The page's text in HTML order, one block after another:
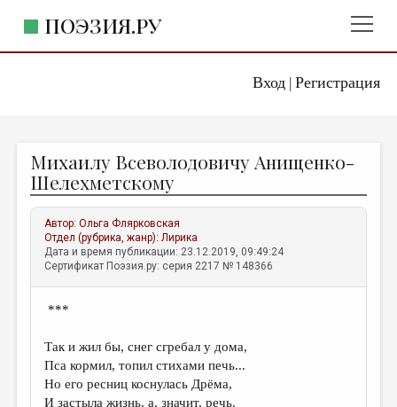
Вход| Регистрация
ПОЭЗИЯ.РУ
ЖАНРЫ
АВТОРЫ
КОММЕНТАРИИ
ЛИТСАЛОН
ОТДЕЛЫ И РУБРИКИ
ИЗБРАННОЕ
Михаилу Всеволодовичу Анищенко-
Шелехметскому
Автор:Ольга Флярковская
Отдел (рубрика, жанр):Лирика
Дата и время публикации: 23.12.2019, 09:49:24
Сертификат Поэзия.ру: серия 2217 № 148366
***
Так и жил бы, снег сгребал у дома,
Пса кормил, топил стихами печь...
Но его ресниц коснулась Дрёма,
И застыла жизнь, а, значит, речь.